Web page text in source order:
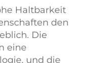
Haltbarkeit
den
Die
eine
und die